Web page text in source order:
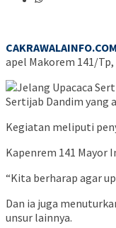
apel Makorem 141/
Sertijab Dandim yang
Kegiatan meliputi
Kapenrem 141 Mayor
“Kita berharap agar
Dan ia juga
unsur lainnya.